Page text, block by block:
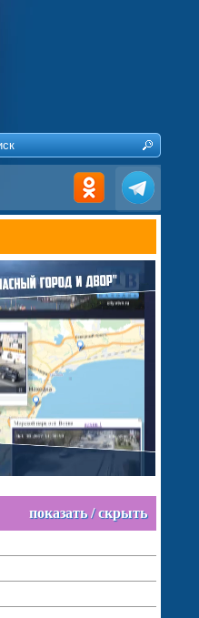
показать / скрыть